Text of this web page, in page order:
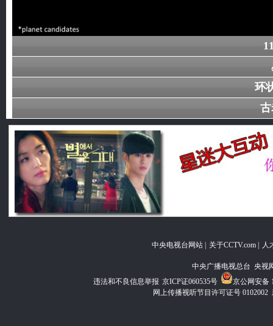
环
中央电视台网站 | 关于CCTV.com | 人
中央广播电视总台 央视
违法和不良信息举报 京ICP证060535号
京公网安备
网上传播视听节目许可证号 0102002